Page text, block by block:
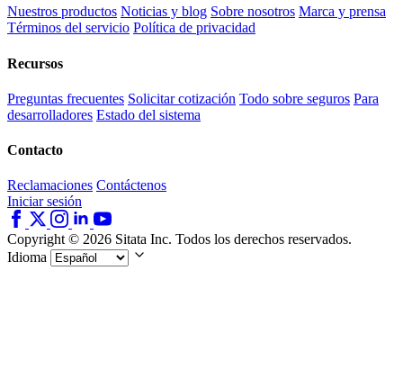
Nuestros productos Noticias y blog Sobre nosotros Marca y prensa
Términos del servicio Política de privacidad
Recursos
Preguntas frecuentes Solicitar cotización Todo sobre seguros Para
desarrolladores Estado del sistema
Contacto
Reclamaciones Contáctenos
Iniciar sesión
Copyright © 2026 Sitata Inc. Todos los derechos reservados.
Idioma